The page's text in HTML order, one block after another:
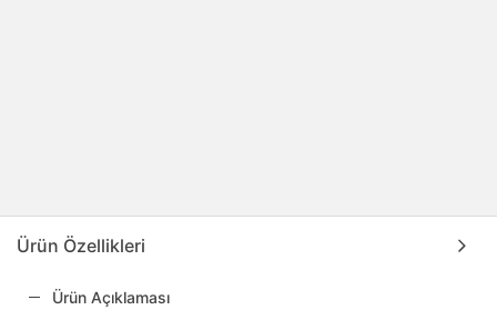
Ürün Özellikleri
Ürün Açıklaması